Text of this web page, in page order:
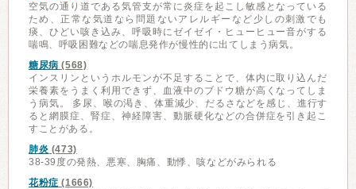
空気の通り道である気管支が常に炎症を起こし敏感となっている
ため、正常な気道なら問題ないアレルギーなど少しの刺激でも
痰、ひどい咳き込み、呼吸時にゼイゼイ・ヒューヒュー音がする
喘鳴、呼吸困難などの喘息発作が慢性的に出てしまう病気。
糖尿病 (568)
インスリンというホルモンが不足することで、体内に取り込んだ
栄養素をうまく利用できず、血液中のブドウ糖が高くなってしま
う病気。 多尿、喉の渇き、体重減少、だるさなどを感じ、進行す
ると網膜症、腎症、神経障害、動脈硬化などの合併症を引き起こ
すことがある。
肺炎 (473)
38-39度の発熱、悪寒、胸痛、動悸、咳などがみられる
花粉症 (1666)